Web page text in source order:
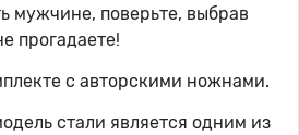
мужчине, поверьте, выбрав
прогадаете!
с авторскими ножнами.
стали является одним из